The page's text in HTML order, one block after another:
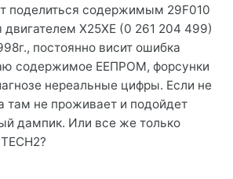
поделиться содержимым 29F010
двигателем X25XE (0 261 204 499)
постоянно висит ошибка
содержимое ЕЕПРОМ, форсунки
нереальные цифры. Если не
там не проживает и подойдет
дампик. Или все же только